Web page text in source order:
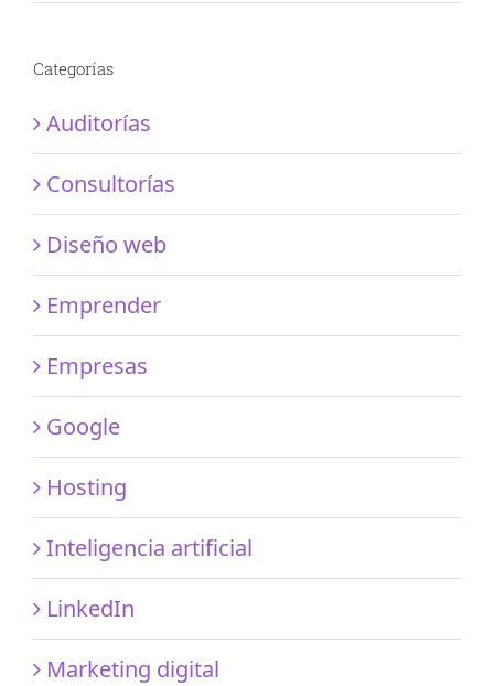
Categorías
Auditorías
Consultorías
Diseño web
Emprender
Empresas
Google
Hosting
Inteligencia artificial
LinkedIn
Marketing digital